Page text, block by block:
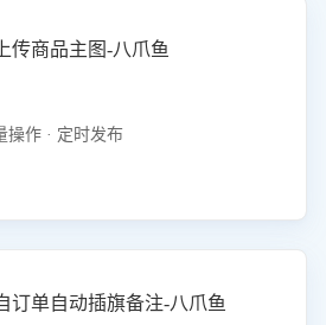
传商品主图-八爪鱼
操作 · 定时发布
订单自动插旗备注-八爪鱼